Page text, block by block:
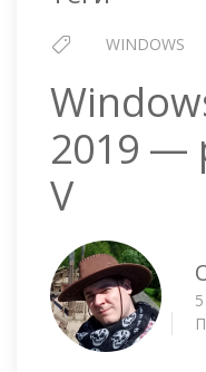
WINDOWS
2019 —
V